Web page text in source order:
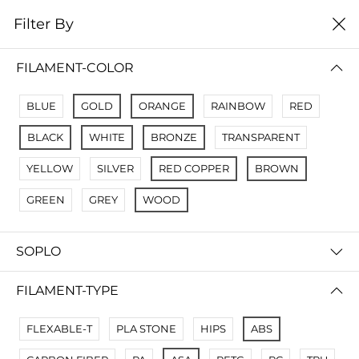
0
No Results
Not Found Filters1
Not Found Filters2
Filter By
FILAMENT-COLOR
BLUE GOLD ORANGE RAINBOW RED
BLACK WHITE BRONZE TRANSPARENT
YELLOW SILVER RED COPPER BROWN
GREEN GREY WOOD
SOPLO
FILAMENT-TYPE
FLEXABLE-T PLA STONE HIPS ABS